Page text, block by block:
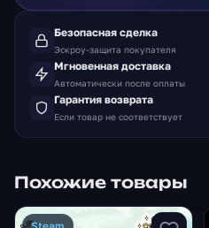
Безопасная сделка
Эскроу-защита покупателя
Мгновенная доставка
Автоматически после оплаты
Гарантия возврата
Если товар не соответствует
Похожие товары